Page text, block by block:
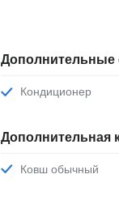
Дополнительные
Кондиционер
Дополнительная
Ковш обычный